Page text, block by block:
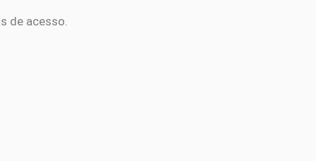
de acesso.